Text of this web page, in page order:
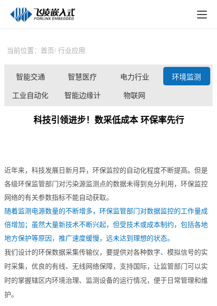
天猫商城
淘宝商城
新闻中心
技术论坛
在线购买
当前位置： 首页 行业应用
智能交通 智慧医疗 电力行业 环境监测
工业自动化 智能边缘计
算
物联网
科技引领进步！数采低成本 环保率先行
近年来，科技发展日新月异，环保监控的自动化程度不断提高。但是
各级环保监管部门对污染源监测点的数据未得到充分利用，环保监控
网络的有关参数指标不能自动获取。
随着监测电源数量的不断增多，环保监管部门对数据监控的工作量成
倍增加；虽然大量新技术不断兴起，但受技术或成本制约，包括各地
地方保护等原因，推广速度缓慢，远未达到理想的状态。
我们设计的环保数据采集传输仪，要提供对各种数字、模拟信号的实
时采集，优良的有线、 无线网络保障，支持国际，让监管部门可以实
时的掌握辖区内环境治理、监测设备的运行情况，便于日常管理和维
护。